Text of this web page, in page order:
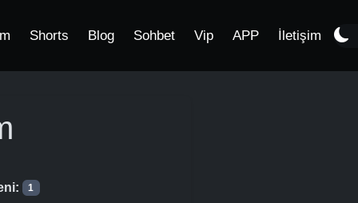
Shorts Blog Sohbet Vip APP İletişim
1